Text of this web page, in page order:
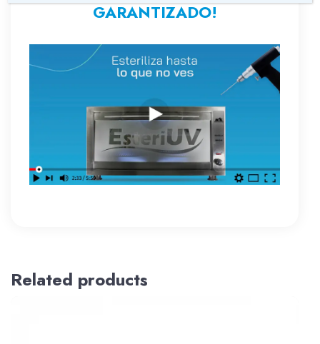
GARANTIZADO!
Related products